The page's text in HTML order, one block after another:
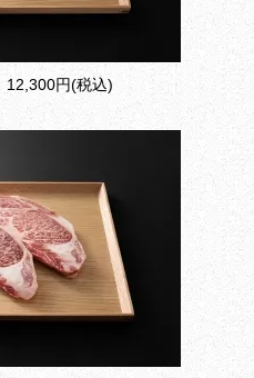
12,300円(税込)